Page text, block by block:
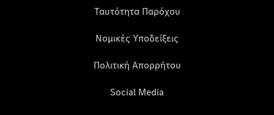
Ταυτότητα Παρόχου
Νομικές Υποδείξεις
Πολιτική Απορρήτου
Social Media